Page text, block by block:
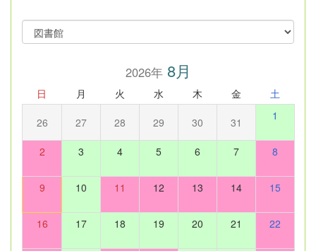
2026年8月
日 月 火 水 木 金 土
26 27 28 29 30 31 1
2 3 4 5 6 7 8
9 10 11 12 13 14 15
16 17 18 19 20 21 22